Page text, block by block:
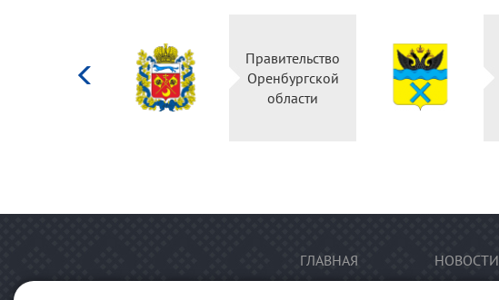
Правительство
Оренбургской
области
ГЛАВНАЯ НОВОСТИ